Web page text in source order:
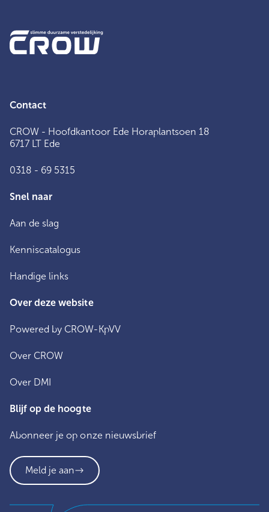
Contact
CROW - Hoofdkantoor Ede Horaplantsoen 18
6717 LT Ede
0318 - 69 5315
Snel naar
Aan de slag
Kenniscatalogus
Handige links
Over deze website
Powered by CROW-KpVV
Over CROW
Over DMI
Blijf op de hoogte
Abonneer je op onze nieuwsbrief
Meld je aan